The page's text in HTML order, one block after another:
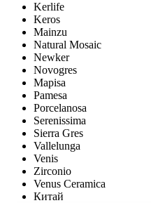
Kerlife
Keros
Mainzu
Natural Mosaic
Newker
Novogres
Mapisa
Pamesa
Porcelanosa
Serenissima
Sierra Gres
Vallelunga
Venis
Zirconio
Venus Ceramica
Китай